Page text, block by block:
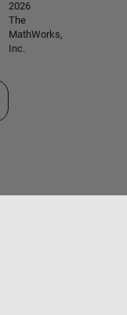
2026
The
MathWorks,
Inc.
un site web